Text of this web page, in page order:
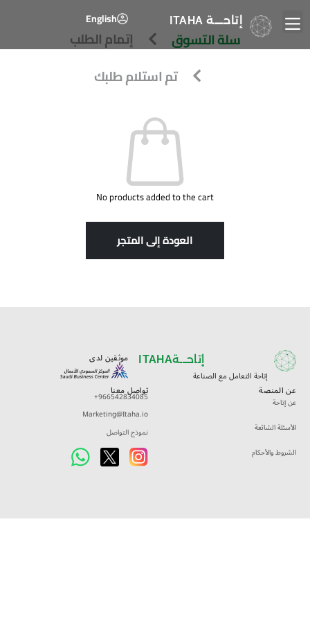
إتاحــــة ITAHA
English
سلة التسوق إتمام الطلب
تم استلام طلبك
No products added to the cart
العودة إلى المتجر
تواصل معنا
+966542834085
Marketing@Itaha.io
نموذج التواصل
عن المنصة
عن إتاحة
الأسئلة الشائعة
الشروط والأحكام
موثقين لدى ITAHAإتاحـــة
إتاحة التعامل مع الصناعة